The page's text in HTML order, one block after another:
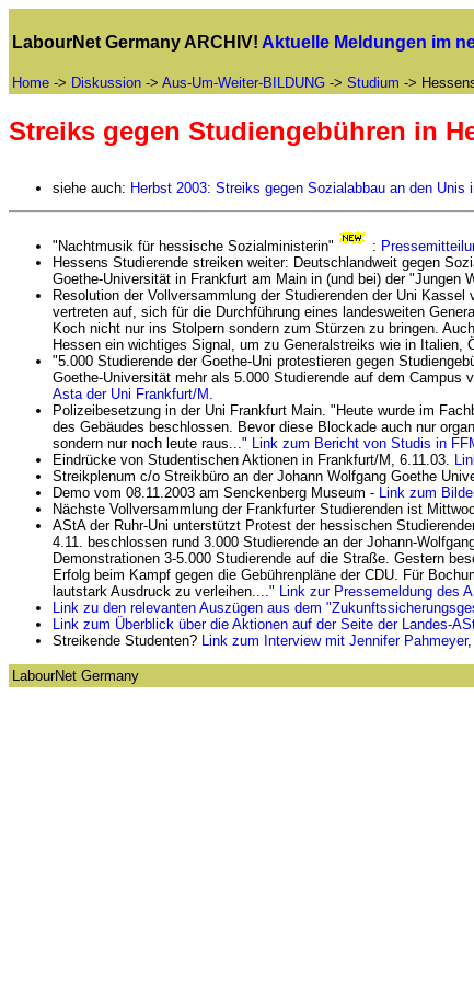
LabourNet Germany ARCHIV! Aktuelle Meldungen im
Home -> Diskussion -> Aus-Um-Weiter-BILDUNG -> Studium ->
Streiks gegen Studiengebühren in
siehe auch: Herbst 2003: Streiks gegen Sozialabbau an den Unis
"Nachtmusik für hessische Sozialministerin" :
Hessens Studierende streiken weiter: Deutschlandweit gegen
Goethe-Universität in Frankfurt am Main in (und bei) der "Jungen
Resolution der Vollversammlung der Studierenden der Uni
vertreten auf, sich für die Durchführung eines landesweiten
Koch nicht nur ins Stolpern sondern zum Stürzen zu bringen.
Hessen ein wichtiges Signal, um zu Generalstreiks wie in Italien,
"5.000 Studierende der Goethe-Uni protestieren gegen
Goethe-Universität mehr als 5.000 Studierende auf dem
Asta der Uni Frankfurt/M.
Polizeibesetzung in der Uni Frankfurt Main. "Heute wurde im
des Gebäudes beschlossen. Bevor diese Blockade auch nur
sondern nur noch leute raus..." Link zum Bericht von Studis in
Eindrücke von Studentischen Aktionen in Frankfurt/M, 6.11.03.
Streikplenum c/o Streikbüro an der Johann Wolfgang Goethe
Demo vom 08.11.2003 am Senckenberg Museum - Link zum
Nächste Vollversammlung der Frankfurter Studierenden ist
AStA der Ruhr-Uni unterstützt Protest der hessischen
4.11. beschlossen rund 3.000 Studierende an der Johann-
Demonstrationen 3-5.000 Studierende auf die Straße. Gestern
Erfolg beim Kampf gegen die Gebührenpläne der CDU. Für
lautstark Ausdruck zu verleihen...." Link zur Pressemeldung des
Link zu den relevanten Auszügen aus dem
Link zum Überblick über die Aktionen auf der Seite der Landes-
Streikende Studenten? Link zum Interview mit Jennifer Pahmeyer,
LabourNet Germany